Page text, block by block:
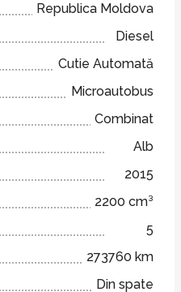
Republica Moldova
Diesel
Cutie Automată
Microautobus
Combinat
Alb
2015
2200 cm³
5
273760 km
Din spate